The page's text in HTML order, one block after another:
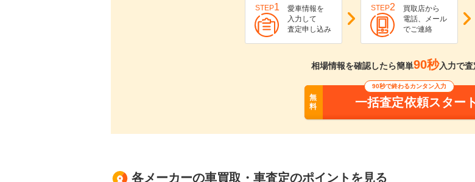
STEP1
愛車情報を
入力して
査定申し込み
STEP2
買取店から
電話、メール
でご連絡
相場情報を確認したら簡単90秒入力で査
無
料
90秒で終わるカンタン入力
一括査定依頼スタート
各メーカーの車買取・車査定のポイントを見る